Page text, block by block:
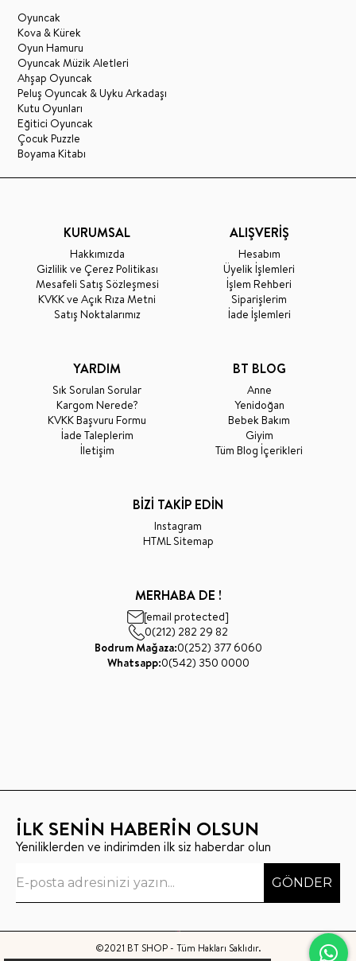
Oyuncak
Kova & Kürek
Oyun Hamuru
Oyuncak Müzik Aletleri
Ahşap Oyuncak
Peluş Oyuncak & Uyku Arkadaşı
Kutu Oyunları
Eğitici Oyuncak
Çocuk Puzzle
Boyama Kitabı
KURUMSAL
Hakkımızda
Gizlilik ve Çerez Politikası
Mesafeli Satış Sözleşmesi
KVKK ve Açık Rıza Metni
Satış Noktalarımız
ALIŞVERİŞ
Hesabım
Üyelik İşlemleri
İşlem Rehberi
Siparişlerim
İade İşlemleri
YARDIM
Sık Sorulan Sorular
Kargom Nerede?
KVKK Başvuru Formu
İade Taleplerim
İletişim
BT BLOG
Anne
Yenidoğan
Bebek Bakım
Giyim
Tüm Blog İçerikleri
BİZİ TAKİP EDİN
Instagram
HTML Sitemap
MERHABA DE !
[email protected]
0(212) 282 29 82
Bodrum Mağaza:0(252) 377 6060
Whatsapp:0(542) 350 0000
İLK SENİN HABERİN OLSUN
Yeniliklerden ve indirimden ilk siz haberdar olun
GÖNDER
©2021 BT SHOP - Tüm Hakları Saklıdır.